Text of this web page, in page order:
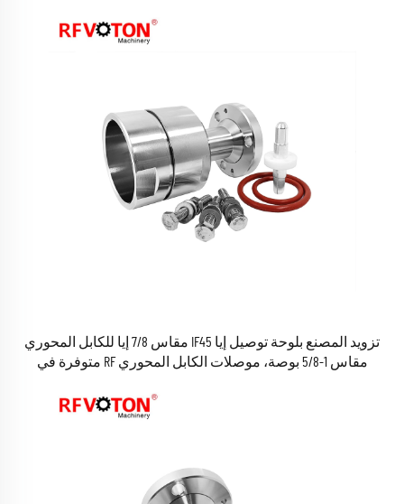
تزويد المصنع بلوحة توصيل إيا IF45 مقاس 7/8 إيا للكابل المحوري
مقاس 1-5/8 بوصة، موصلات الكابل المحوري RF متوفرة في